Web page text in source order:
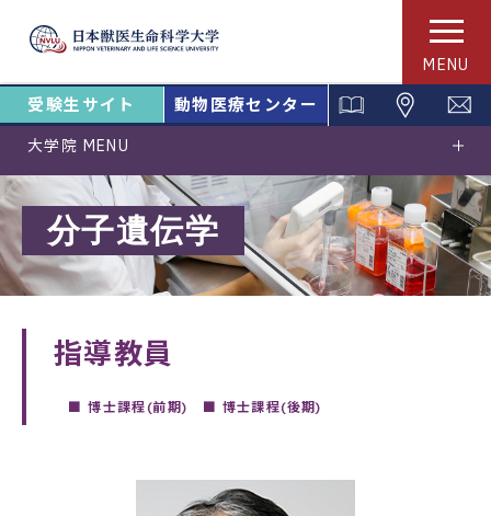
MENU
受験生サイト 動物医療センター
分子遺伝学
大学院 MENU
指導教員
■ 博士課程(前期) ■ 博士課程(後期)